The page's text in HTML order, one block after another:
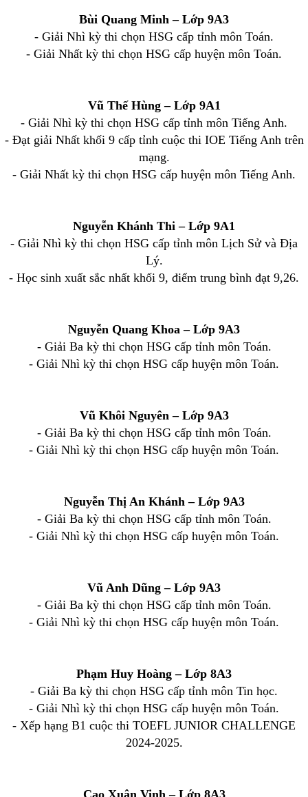
Bùi Quang Minh – Lớp 9A3
- Giải Nhì kỳ thi chọn HSG cấp tỉnh môn Toán.
- Giải Nhất kỳ thi chọn HSG cấp huyện môn Toán.
Vũ Thế Hùng – Lớp 9A1
- Giải Nhì kỳ thi chọn HSG cấp tỉnh môn Tiếng Anh.
- Đạt giải Nhất khối 9 cấp tỉnh cuộc thi IOE Tiếng Anh trên
mạng.
- Giải Nhất kỳ thi chọn HSG cấp huyện môn Tiếng Anh.
Nguyễn Khánh Thi – Lớp 9A1
- Giải Nhì kỳ thi chọn HSG cấp tỉnh môn Lịch Sử và Địa
Lý.
- Học sinh xuất sắc nhất khối 9, điểm trung bình đạt 9,26.
Nguyễn Quang Khoa – Lớp 9A3
- Giải Ba kỳ thi chọn HSG cấp tỉnh môn Toán.
- Giải Nhì kỳ thi chọn HSG cấp huyện môn Toán.
Vũ Khôi Nguyên – Lớp 9A3
- Giải Ba kỳ thi chọn HSG cấp tỉnh môn Toán.
- Giải Nhì kỳ thi chọn HSG cấp huyện môn Toán.
Nguyễn Thị An Khánh – Lớp 9A3
- Giải Ba kỳ thi chọn HSG cấp tỉnh môn Toán.
- Giải Nhì kỳ thi chọn HSG cấp huyện môn Toán.
Vũ Anh Dũng – Lớp 9A3
- Giải Ba kỳ thi chọn HSG cấp tỉnh môn Toán.
- Giải Nhì kỳ thi chọn HSG cấp huyện môn Toán.
Phạm Huy Hoàng – Lớp 8A3
- Giải Ba kỳ thi chọn HSG cấp tỉnh môn Tin học.
- Giải Nhì kỳ thi chọn HSG cấp huyện môn Toán.
- Xếp hạng B1 cuộc thi TOEFL JUNIOR CHALLENGE
2024-2025.
Cao Xuân Vinh – Lớp 8A3